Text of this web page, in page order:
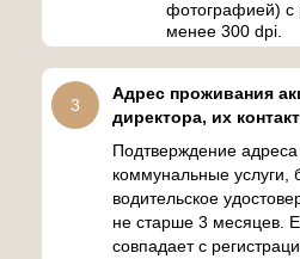
фотографией)
менее 300 dpi.
Адрес проживания
директора, их
3
Подтверждение адреса
коммунальные услуги,
водительское
не старше 3 месяцев.
совпадает с